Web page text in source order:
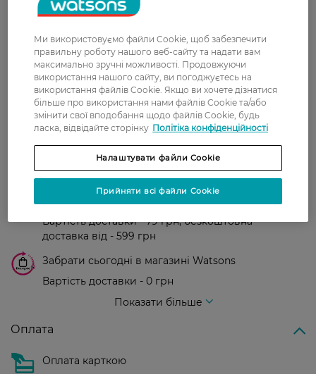
сподобались. Гарний відтінок на
весну-літо
Показати ще
Доставка
У відділення Нової пошти - 99 грн,
безкоштовно від 699 грн
Вартість доставки - 79 грн, безкоштовна
доставка від - 599 грн
Забрати сьогодні в магазині Watsons
Вартість доставки - 0 грн
Показати більше
Оплата
Оплата карткою
Ми використовуємо файли Cookie, щоб забезпечити
правильну роботу нашого веб-сайту та надати вам
максимально зручні можливості. Продовжуючи
використання нашого сайту, ви погоджуєтесь на
використання файлів Cookie. Якщо ви хочете дізнатися
більше про використання нами файлів Cookie та/або
змінити свої вподобання щодо файлів Cookie, будь
ласка, відвідайте сторінку Політіка конфіденційності
Налаштувати файли Cookie
Прийняти всі файли Cookie